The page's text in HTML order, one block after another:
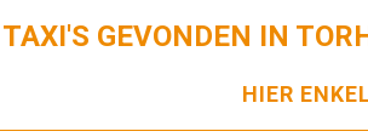
TAXI'S GEVONDEN IN
HIER